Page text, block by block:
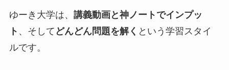
ゆーき大学は、 講義動画と神ノートでインプッ
ト 、そして どんどん問題を解く という学習スタイ
ルです。